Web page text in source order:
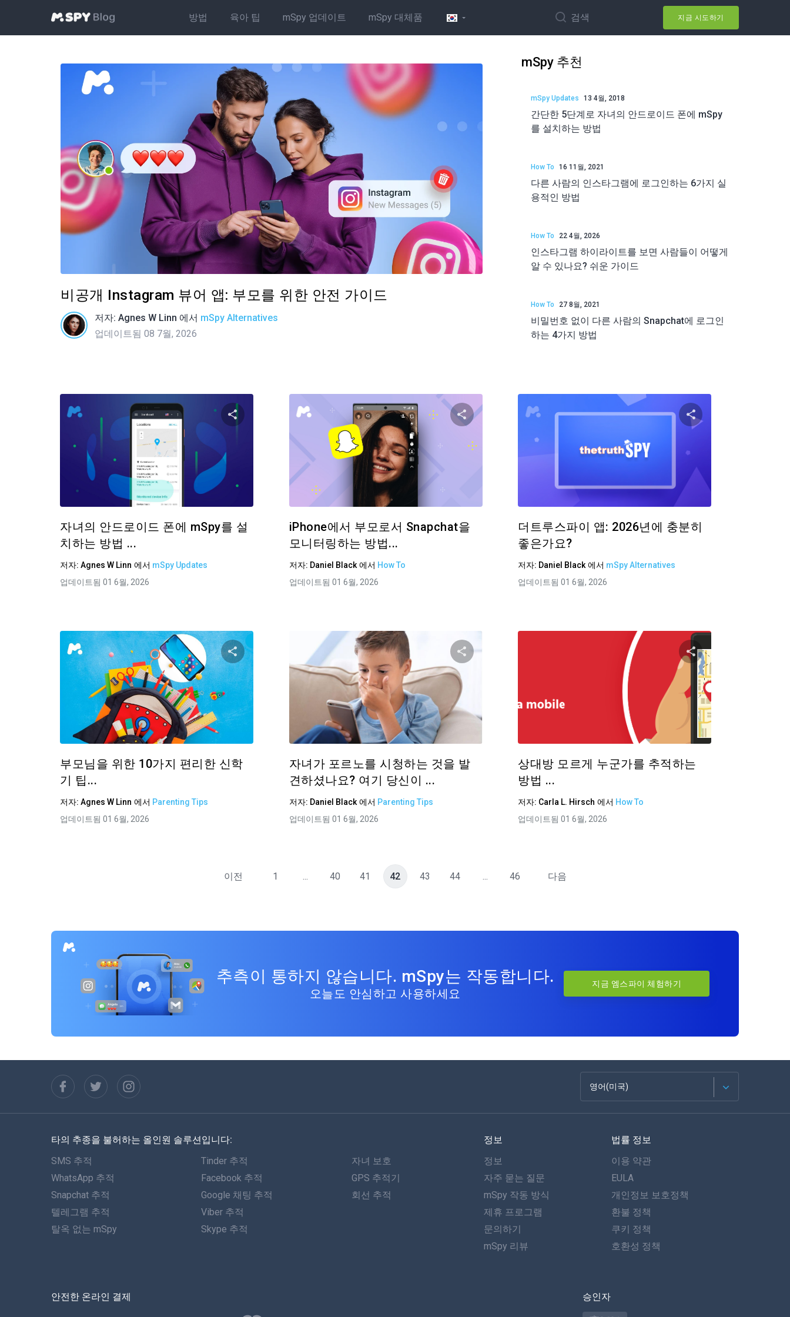
방법 육아 팁 mSpy 업데이트 mSpy 대체품 검색 지금 시도하기
비공개 Instagram 뷰어 앱: 부모를 위한 안전 가이드
저자: Agnes W Linn 에서 mSpy Alternatives
업데이트됨 08 7월, 2026
mSpy 추천
mSpy Updates 13 4월, 2018
간단한 5단계로 자녀의 안드로이드 폰에 mSpy
를 설치하는 방법
How To 16 11월, 2021
다른 사람의 인스타그램에 로그인하는 6가지 실
용적인 방법
How To 22 4월, 2026
인스타그램 하이라이트를 보면 사람들이 어떻게
알 수 있나요? 쉬운 가이드
How To 27 8월, 2021
비밀번호 없이 다른 사람의 Snapchat에 로그인
하는 4가지 방법
이 기사 공유하기
자녀의 안드로이드 폰에 mSpy를 설
치하는 방법 ...
저자:Agnes W Linn 에서 mSpy Updates
업데이트됨 01 6월, 2026
이 기사 공유하기
iPhone에서 부모로서 Snapchat을
모니터링하는 방법...
저자: Daniel Black 에서 How To
업데이트됨 01 6월, 2026
더트루스파이 앱: 2026년에 충분히
좋은가요?
저자: Daniel Black 에서 mSpy Alternatives
업데이트됨 01 6월, 2026
이 기사 공유하기
링크 복사
부모님을 위한 10가지 편리한 신학
기 팁...
저자:Agnes W Linn 에서 Parenting Tips
업데이트됨 01 6월, 2026
자녀가 포르노를 시청하는 것을 발
견하셨나요? 여기 당신이 ...
저자: Daniel Black 에서 Parenting Tips
업데이트됨 01 6월, 2026
이 기사 공유하
트위터
상대방 모르게 누군가를 추적하는
방법 ...
저자: Carla L. Hirsch 에서 How To
업데이트됨 01 6월, 2026
이전 1 ... 40 41 42 43 44 ... 46 다음
추측이 통하지 않습니다. mSpy는 작동합니다.
오늘도 안심하고 사용하세요
지금 엠스파이 체험하기
영어(미국)
Français
Español
포르투갈어
이탈리아어
Türkçe
타의 추종을 불허하는 올인원 솔루션입니다:
SMS 추적
WhatsApp 추적
Snapchat 추적
텔레그램 추적
탈옥 없는 mSpy
Tinder 추적
Facebook 추적
Google 채팅 추적
Viber 추적
Skype 추적
자녀 보호
GPS 추적기
회선 추적
정보
정보
자주 묻는 질문
mSpy 작동 방식
제휴 프로그램
문의하기
mSpy 리뷰
법률 정보
이용 약관
EULA
개인정보 보호정책
환불 정책
쿠키 정책
호환성 정책
안전한 온라인 결제 승인자